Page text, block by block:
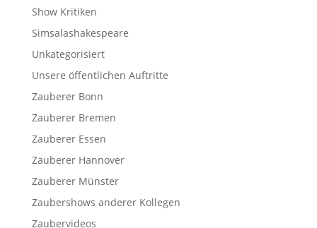
Show Kritiken
Simsalashakespeare
Unkategorisiert
Unsere öffentlichen Auftritte
Zauberer Bonn
Zauberer Bremen
Zauberer Essen
Zauberer Hannover
Zauberer Münster
Zaubershows anderer Kollegen
Zaubervideos